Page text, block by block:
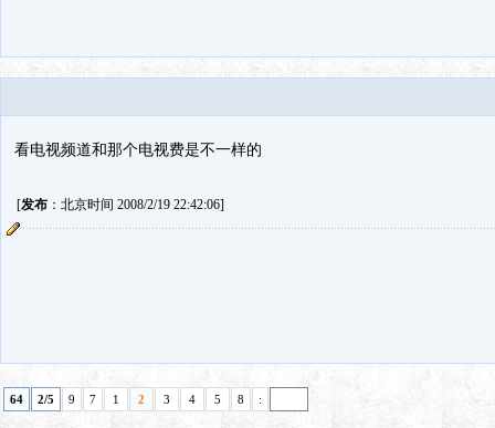
看电视频道和那个电视费是不一样的
[发布：北京时间 2008/2/19 22:42:06]
64 2/5 9 7 1 2 3 4 5 8 :